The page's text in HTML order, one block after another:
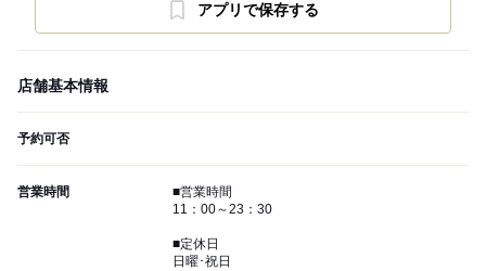
アプリで保存する
店舗基本情報
予約可否
営業時間
■営業時間
11：00～23：30
■定休日
日曜･祝日